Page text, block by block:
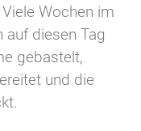
Wochen im
auf diesen Tag
gebastelt,
und die